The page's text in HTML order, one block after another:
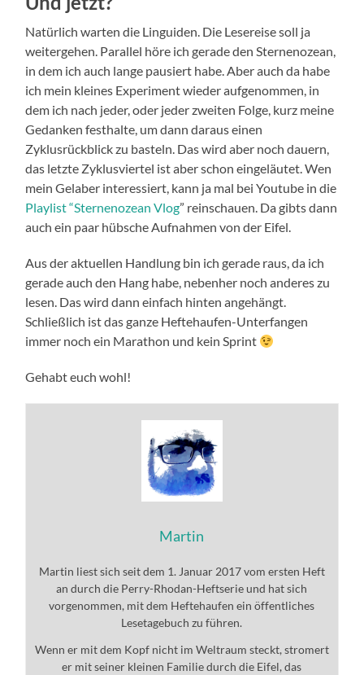
Natürlich warten die Linguiden. Die Lesereise soll ja
weitergehen. Parallel höre ich gerade den Sternenozean,
in dem ich auch lange pausiert habe. Aber auch da habe
ich mein kleines Experiment wieder aufgenommen, in
dem ich nach jeder, oder jeder zweiten Folge, kurz meine
Gedanken festhalte, um dann daraus einen
Zyklusrückblick zu basteln. Das wird aber noch dauern,
das letzte Zyklusviertel ist aber schon eingeläutet. Wen
mein Gelaber interessiert, kann ja mal bei Youtube in die
Playlist “Sternenozean Vlog” reinschauen. Da gibts dann
auch ein paar hübsche Aufnahmen von der Eifel.
Aus der aktuellen Handlung bin ich gerade raus, da ich
gerade auch den Hang habe, nebenher noch anderes zu
lesen. Das wird dann einfach hinten angehängt.
Schließlich ist das ganze Heftehaufen-Unterfangen
immer noch ein Marathon und kein Sprint
Gehabt euch wohl!
Martin
Martin liest sich seit dem 1. Januar 2017 vom ersten Heft
an durch die Perry-Rhodan-Heftserie und hat sich
vorgenommen, mit dem Heftehaufen ein öffentliches
Lesetagebuch zu führen.
Wenn er mit dem Kopf nicht im Weltraum steckt, stromert
er mit seiner kleinen Familie durch die Eifel, das